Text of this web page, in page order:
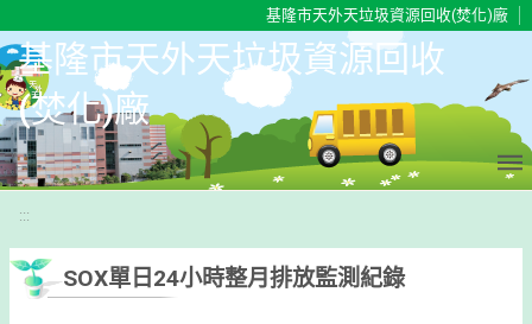
基隆市天外天垃圾資源回收(焚化)廠
基隆市天外天垃圾資源回收
(焚化)廠
:::
SOX單日24小時整月排放監測紀錄